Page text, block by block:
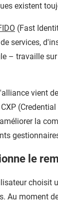
existent
(Fast
services,
– travaille
vient
la
le
choisit
Au moment